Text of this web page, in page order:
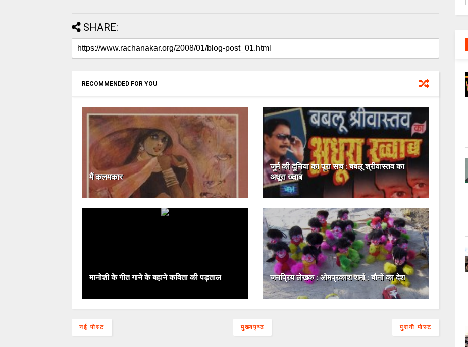
SHARE:
RECOMMENDED FOR YOU
मैं कलमकार
जुर्म की दुनिया का पूरा सच : बबलू श्रीवास्तव का
अधूरा ख्वाब
मानोशी के गीत गाने के बहाने कविता की पड़ताल जनप्रिय लेखक : ओमप्रकाश शर्मा : बौनों का देश
नई पोस्ट पुरानी पोस्ट
मुख्यपृष्ठ